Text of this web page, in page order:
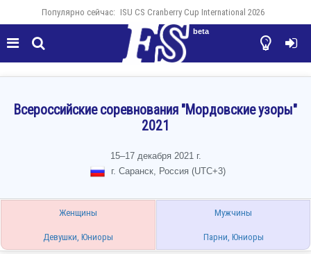
Популярно сейчас: ISU CS Cranberry Cup International 2026
  

beta
Всероссийские соревнования "Мордовские узоры"
2021
15–17 декабря 2021 г.
г. Саранск, Россия (UTC+3)
Женщины
Девушки, Юниоры
Мужчины
Парни, Юниоры